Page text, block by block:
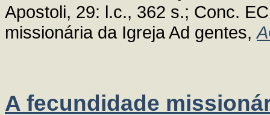
Apostoli, 29: l.c., 362 s.; Conc.
missionária da Igreja Ad gentes,
A fecundidade